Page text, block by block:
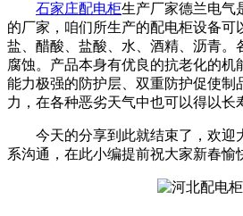
石家庄配电柜生产厂家德兰电气
的厂家，咱们所生产的配电柜设备可
盐、醋酸、盐酸、水、酒精、沥青。
腐蚀。产品本身有优良的抗老化的机
能力极强的防护层、双重防护促使制
力，在各种恶劣天气中也可以得以长
今天的分享到此就结束了，欢迎
系沟通，在此小编提前祝大家新春愉